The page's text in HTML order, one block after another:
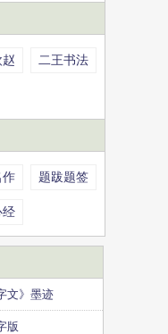
赵 二王书法
作 题跋题签
经
文》墨迹
版